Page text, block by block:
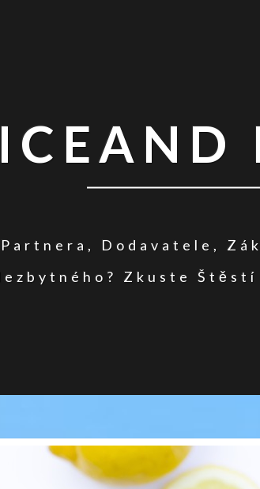
ICEAND
Dodavatele,
Zkuste